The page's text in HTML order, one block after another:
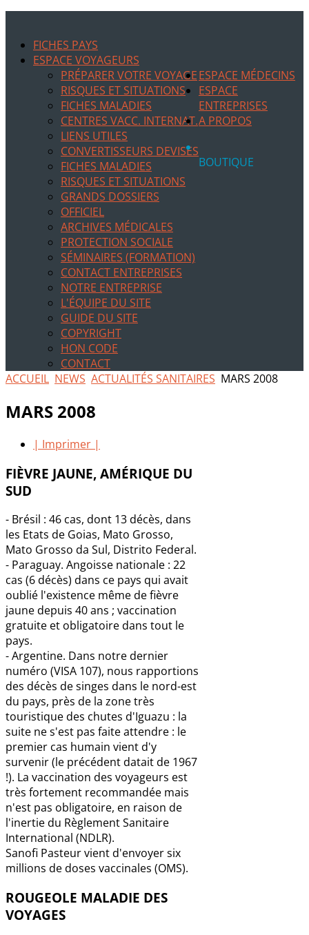
FICHES PAYS
ESPACE VOYAGEURS
PRÉPARER VOTRE VOYAGE
RISQUES ET SITUATIONS
FICHES MALADIES
CENTRES VACC. INTERNAT.
LIENS UTILES
CONVERTISSEURS DEVISES
ESPACE MÉDECINS
FICHES MALADIES
RISQUES ET SITUATIONS
GRANDS DOSSIERS
OFFICIEL
ARCHIVES MÉDICALES
ESPACE
ENTREPRISES
PROTECTION SOCIALE
SÉMINAIRES (FORMATION)
CONTACT ENTREPRISES
A PROPOS
NOTRE ENTREPRISE
L'ÉQUIPE DU SITE
GUIDE DU SITE
COPYRIGHT
HON CODE
CONTACT
BOUTIQUE
ACCUEIL NEWS ACTUALITÉS SANITAIRES MARS 2008
MARS 2008
| Imprimer |
FIÈVRE JAUNE, AMÉRIQUE DU
SUD
- Brésil : 46 cas, dont 13 décès, dans
les Etats de Goias, Mato Grosso,
Mato Grosso da Sul, Distrito Federal.
- Paraguay. Angoisse nationale : 22
cas (6 décès) dans ce pays qui avait
oublié l'existence même de fièvre
jaune depuis 40 ans ; vaccination
gratuite et obligatoire dans tout le
pays.
- Argentine. Dans notre dernier
numéro (VISA 107), nous rapportions
des décès de singes dans le nord-est
du pays, près de la zone très
touristique des chutes d'Iguazu : la
suite ne s'est pas faite attendre : le
premier cas humain vient d'y
survenir (le précédent datait de 1967
!). La vaccination des voyageurs est
très fortement recommandée mais
n'est pas obligatoire, en raison de
l'inertie du Règlement Sanitaire
International (NDLR).
Sanofi Pasteur vient d'envoyer six
millions de doses vaccinales (OMS).
ROUGEOLE MALADIE DES
VOYAGES